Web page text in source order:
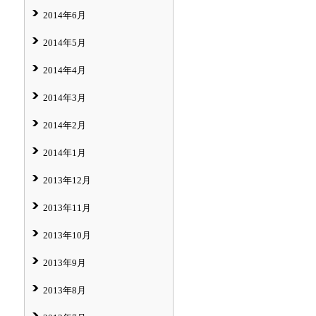
2014年6月
2014年5月
2014年4月
2014年3月
2014年2月
2014年1月
2013年12月
2013年11月
2013年10月
2013年9月
2013年8月